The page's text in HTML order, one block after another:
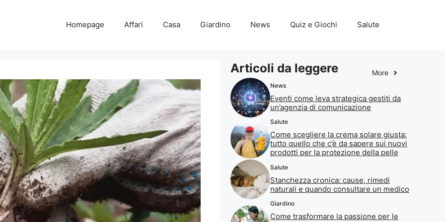
Homepage Affari Casa Giardino News Quiz e Giochi Salute
Articoli da leggere More
News
Eventi come leva strategica gestiti da
un’agenzia di comunicazione
Salute
Come scegliere la crema solare giusta:
tutto quello che c’è da sapere sui nuovi
prodotti per la protezione della pelle
Salute
Stanchezza cronica: cause, rimedi
naturali e quando consultare un medico
Giardino
Come trasformare la passione per le